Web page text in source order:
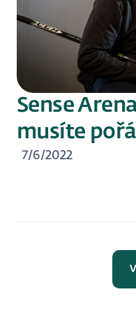
Sense
musíte
7/6/2022